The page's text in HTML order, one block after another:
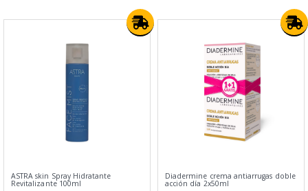
ASTRA skin Spray Hidratante
Revitalizante 100ml
Diadermine crema antiarrugas doble
acción dí­a 2x50ml